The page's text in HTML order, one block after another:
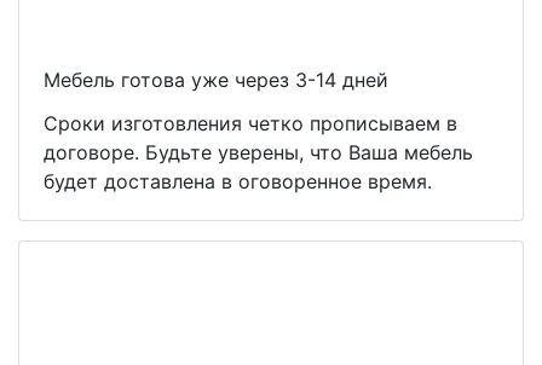
Мебель готова уже через 3-14 дней
Сроки изготовления четко прописываем в
договоре. Будьте уверены, что Ваша мебель
будет доставлена в оговоренное время.